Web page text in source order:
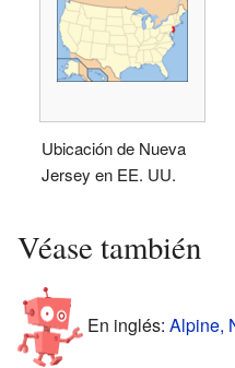
Ubicación de Nueva
Jersey en EE. UU.
Véase también
En inglés: Alpine,